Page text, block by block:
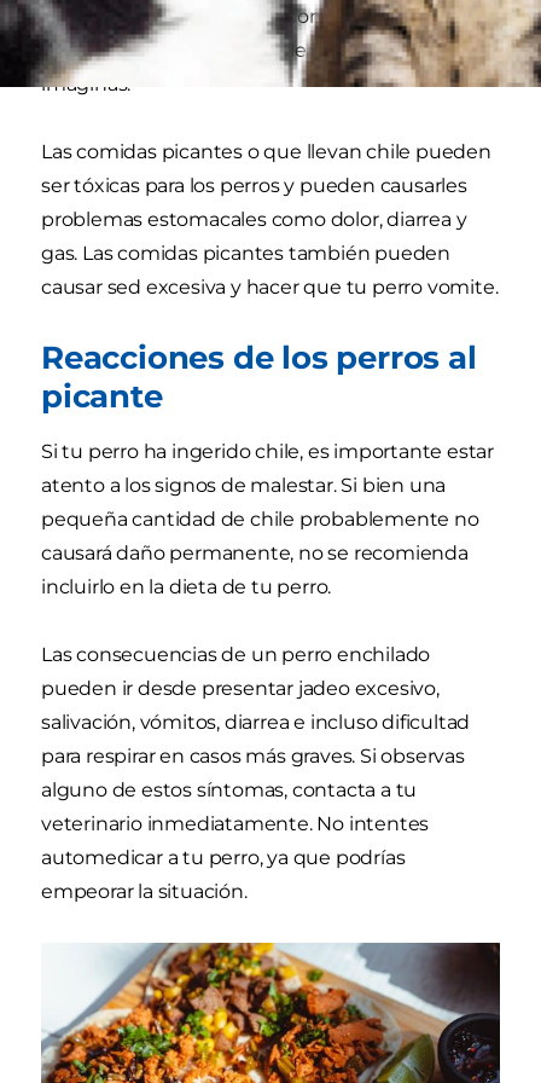
mascotas, especialmente comidas picantes,
puede causarles más problemas de los que
imaginas.
Las comidas picantes o que llevan chile pueden
ser tóxicas para los perros y pueden causarles
problemas estomacales como dolor, diarrea y
gas. Las comidas picantes también pueden
causar sed excesiva y hacer que tu perro vomite.
Reacciones de los perros al
picante
Si tu perro ha ingerido chile, es importante estar
atento a los signos de malestar. Si bien una
pequeña cantidad de chile probablemente no
causará daño permanente, no se recomienda
incluirlo en la dieta de tu perro.
Las consecuencias de un perro enchilado
pueden ir desde presentar jadeo excesivo,
salivación, vómitos, diarrea e incluso dificultad
para respirar en casos más graves. Si observas
alguno de estos síntomas, contacta a tu
veterinario inmediatamente. No intentes
automedicar a tu perro, ya que podrías
empeorar la situación.